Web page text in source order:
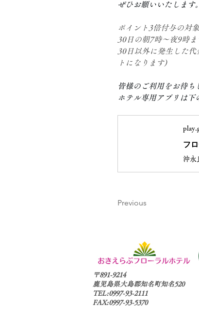
ぜひお願いいたします。
ポイント3倍付与の対象
30日の朝7時～夜9時
30日以外に発生した
トになります)
皆様のご利用をお待ち
ホテル専用アプリは下
フ
Previous
〒891-9214
鹿児島県大島郡知名町知名520
TEL:0997-93-2111
FAX:0997-93-5370